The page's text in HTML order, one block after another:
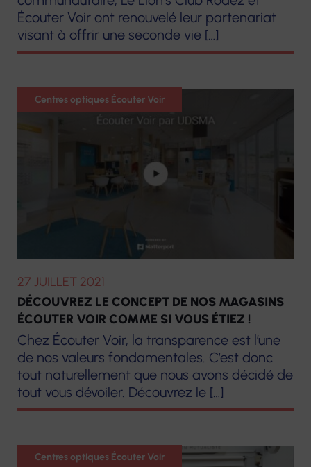
prothèses
dentaires
Matériel
médical
d’accompagnement
et de répit des
Centre de
Ressources
Territorial
Écouter Voir ont renouvelé leur partenariat
visant à offrir une seconde vie […]
Optique
27 JUILLET 2021
DÉCOUVREZ LE CONCEPT DE NOS MAGASINS
ÉCOUTER VOIR COMME SI VOUS ÉTIEZ !
Chez Écouter Voir, la transparence est l’une
de nos valeurs fondamentales. C’est donc
tout naturellement que nous avons décidé de
tout vous dévoiler. Découvrez le […]
Centres optiques Écouter Voir
Optique
Centres optiques Écouter Voir